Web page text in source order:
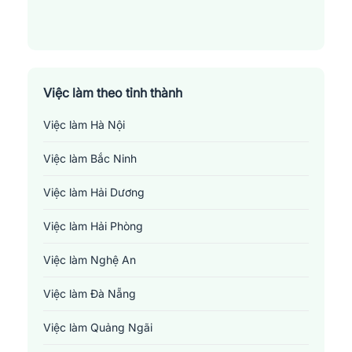
Việc làm theo tỉnh thành
Việc làm Hà Nội
Việc làm Bắc Ninh
Việc làm Hải Dương
Việc làm Hải Phòng
Việc làm Nghệ An
Việc làm Đà Nẵng
Việc làm Quảng Ngãi